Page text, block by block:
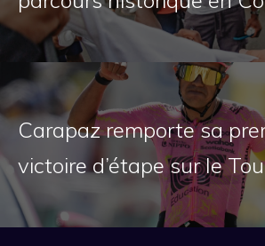
Carapaz remporte sa
victoire d’étape sur le